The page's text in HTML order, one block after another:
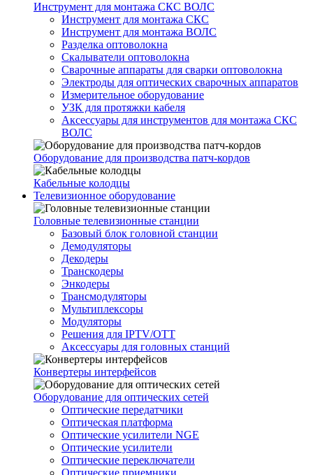
Инструмент для монтажа СКС ВОЛС
Инструмент для монтажа СКС
Инструмент для монтажа ВОЛС
Разделка оптоволокна
Скалыватели оптоволокна
Сварочные аппараты для сварки оптоволокна
Электроды для оптических сварочных аппаратов
Измерительное оборудование
УЗК для протяжки кабеля
Аксессуары для инструментов для монтажа СКС
ВОЛС
Оборудование для производства патч-кордов
Кабельные колодцы
Телевизионное оборудование
Головные телевизионные станции
Базовый блок головной станции
Демодуляторы
Декодеры
Транскодеры
Энкодеры
Трансмодуляторы
Мультиплексоры
Модуляторы
Решения для IPTV/OTT
Аксессуары для головных станций
Конвертеры интерфейсов
Оборудование для оптических сетей
Оптические передатчики
Оптическая платформа
Оптические усилители NGE
Оптические усилители
Оптические переключатели
Оптические приемники